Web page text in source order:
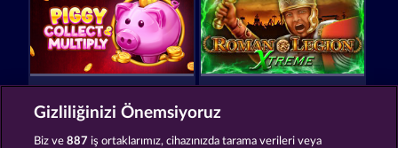
Piggy Collect Multiply Roman Legion Xtreme
Gizliliğinizi Önemsiyoruz
Biz ve887 iş ortaklarımız, cihazınızda tarama verileri veya